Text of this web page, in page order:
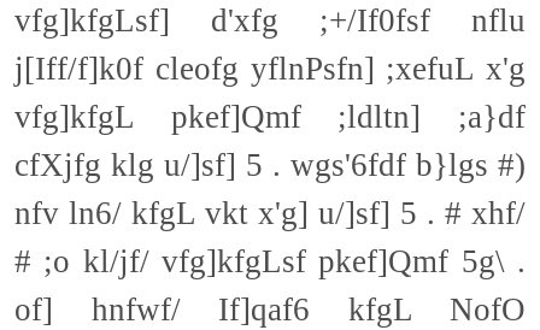
vfg]kfgLsf] d'xfg ;+/If0fsf nflu
j[Iff/f]k0f cleofg yflnPsfn] ;xefuL x'g
vfg]kfgL pkef]Qmf ;ldltn] ;a}df
cfXjfg klg u/]sf] 5 . wgs'6fdf b}lgs #)
nfv ln6/ kfgL vkt x'g] u/]sf] 5 . # xhf/
# ;o kl/jf/ vfg]kfgLsf pkef]Qmf 5g\ .
of] hnfwf/ If]qaf6 kfgL NofO